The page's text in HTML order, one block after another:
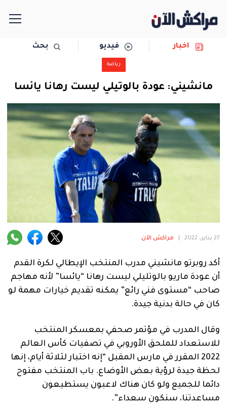
مجتمع
سياسة
رياضة
حوادث
آراء
اخبار فيديو بحث
رياضة
مانشيني: عودة بالوتيلي ليست رهانا يائسا
27 يناير، 2022 مراكش الآن
أكد روبرتو مانشيني مدرب المنتخب الإيطالي لكرة القدم
أن عودة ماريو بالوتليلي ليست رهانا “يائسا” لأنه مهاجم
صاحب “مستوى فني رائع” يمكنه تقديم خيارات مهمة لو
كان في حالة بدنية جيدة.
وقال المدرب في مؤتمر صحفي بمعسكر المنتخب
للاستعداد للملحق الأوروبي في تصفيات كأس العالم
2022 المقرر في مارس المقبل “إنه اختبار لثلاثة أيام، إنها
لحظة جيدة لرؤية بعض الأوضاع. باب المنتخب مفتوح
دائما للجميع ولو كان هناك لاعبون يستطيعون
مساعدتنا، سنكون سعداء”.